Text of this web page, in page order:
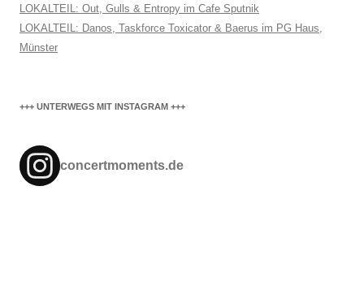
LOKALTEIL: Out, Gulls & Entropy im Cafe Sputnik
LOKALTEIL: Danos, Taskforce Toxicator & Baerus im PG Haus,
Münster
+++ UNTERWEGS MIT INSTAGRAM +++
concertmoments.de